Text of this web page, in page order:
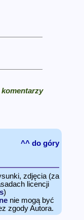
komentarzy
^^ do góry
zdjęcia (za
licencji
)
nie mogą być
zgody Autora.